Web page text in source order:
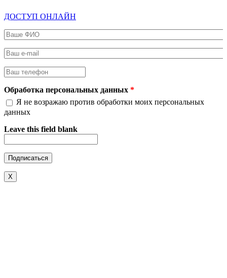
ДОСТУП ОНЛАЙН
Ваше ФИО
Ваш e-mail
Ваш телефон
Обработка персональных данных *
Я не возражаю против обработки моих персональных
данных
Leave this field blank
X